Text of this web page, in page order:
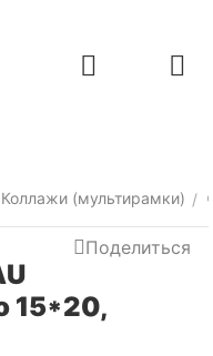
Коллажи (мультирамки) /
Поделиться
15*20,